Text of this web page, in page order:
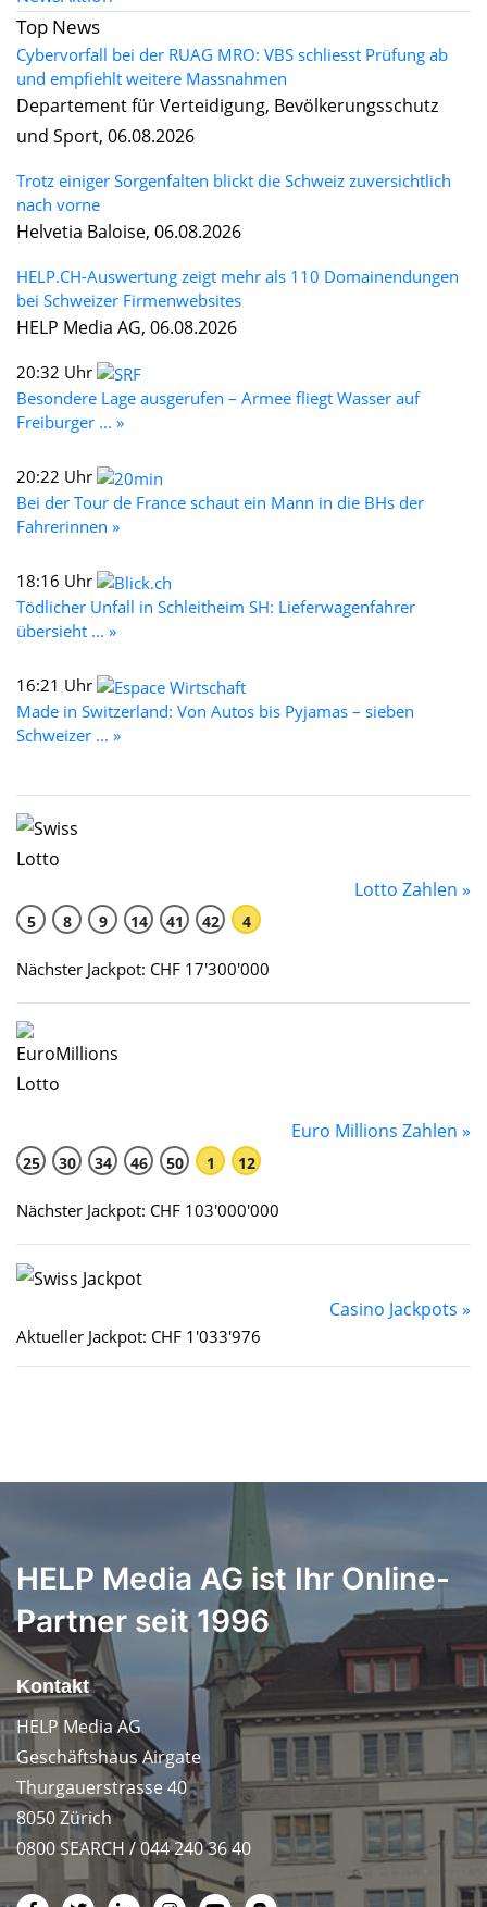
Top News
Cybervorfall bei der RUAG MRO: VBS schliesst Prüfung ab
und empfiehlt weitere Massnahmen
Departement für Verteidigung, Bevölkerungsschutz
und Sport, 06.08.2026
Trotz einiger Sorgenfalten blickt die Schweiz zuversichtlich
nach vorne
Helvetia Baloise, 06.08.2026
HELP.CH-Auswertung zeigt mehr als 110 Domainendungen
bei Schweizer Firmenwebsites
HELP Media AG, 06.08.2026
20:32 Uhr
Besondere Lage ausgerufen – Armee fliegt Wasser auf
Freiburger ... »
20:22 Uhr
Bei der Tour de France schaut ein Mann in die BHs der
Fahrerinnen »
18:16 Uhr
Tödlicher Unfall in Schleitheim SH: Lieferwagenfahrer
übersieht ... »
16:21 Uhr
Made in Switzerland: Von Autos bis Pyjamas – sieben
Schweizer ... »
Lotto Zahlen »
5 8 9 14 41 42 4
Nächster Jackpot: CHF 17'300'000
Euro Millions Zahlen »
25 30 34 46 50 1 12
Nächster Jackpot: CHF 103'000'000
Casino Jackpots »
Aktueller Jackpot: CHF 1'033'976
HELP Media AG ist Ihr Online-
Partner seit 1996
Kontakt
HELP Media AG
Geschäftshaus Airgate
Thurgauerstrasse 40
8050 Zürich
0800 SEARCH / 044 240 36 40